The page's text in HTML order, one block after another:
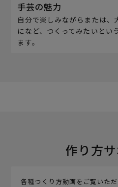
手芸の魅力
自分で楽しみながらまたは、
になど、つくってみたいとい
ます。
作り方
各種つくり方動画をご覧いた